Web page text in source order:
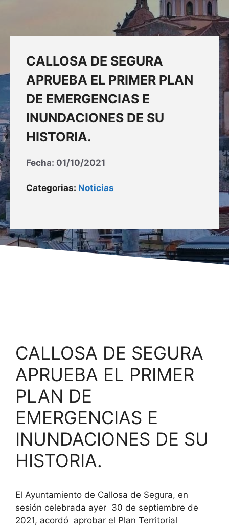
CALLOSA DE SEGURA
APRUEBA EL PRIMER PLAN
DE EMERGENCIAS E
INUNDACIONES DE SU
HISTORIA.
Fecha: 01/10/2021
Categorias: Noticias
CALLOSA DE SEGURA
APRUEBA EL PRIMER
PLAN DE
EMERGENCIAS E
INUNDACIONES DE SU
HISTORIA.
El Ayuntamiento de Callosa de Segura, en
sesión celebrada ayer 30 de septiembre de
2021, acordó aprobar el Plan Territorial